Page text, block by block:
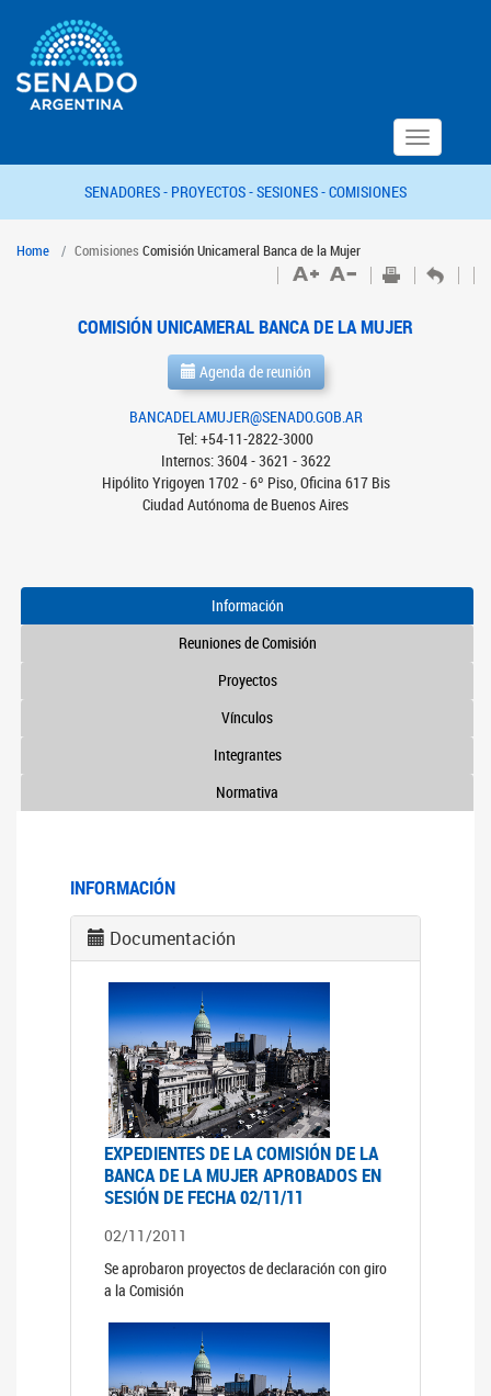
Toggle
navigation
SENADORES - PROYECTOS -SESIONES -COMISIONES
Home Comisiones Comisión Unicameral Banca de la Mujer
COMISIÓN UNICAMERAL BANCA DE LA MUJER
Agenda de reunión
BANCADELAMUJER@SENADO.GOB.AR
Tel: +54-11-2822-3000
Internos: 3604 - 3621 - 3622
Hipólito Yrigoyen 1702 - 6º Piso, Oficina 617 Bis
Ciudad Autónoma de Buenos Aires
Información
Reuniones de Comisión
Proyectos
Vínculos
Integrantes
Normativa
INFORMACIÓN
Documentación
EXPEDIENTES DE LA COMISIÓN DE LA
BANCA DE LA MUJER APROBADOS EN
SESIÓN DE FECHA 02/11/11
02/11/2011
Se aprobaron proyectos de declaración con giro
a la Comisión